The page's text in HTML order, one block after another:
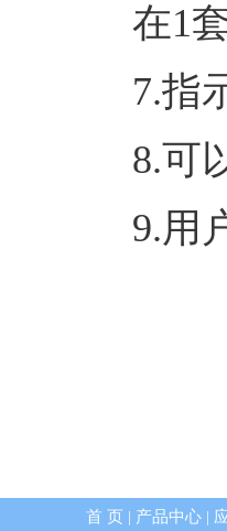
在1套
7.指示
8.可以
9.用户
首 页 产品中心|